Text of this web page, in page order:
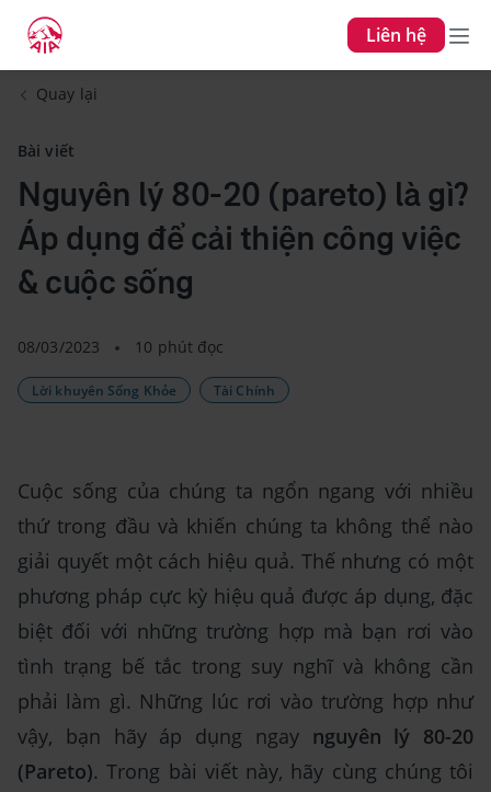
Liên hệ
Quay lại
Bài viết
Nguyên lý 80-20 (pareto) là gì?
Áp dụng để cải thiện công việc
& cuộc sống
08/03/2023 10 phút đọc
Lời khuyên Sống Khỏe Tài Chính
Cuộc sống của chúng ta ngổn ngang với nhiều
thứ trong đầu và khiến chúng ta không thể nào
giải quyết một cách hiệu quả. Thế nhưng có một
phương pháp cực kỳ hiệu quả được áp dụng, đặc
biệt đối với những trường hợp mà bạn rơi vào
tình trạng bế tắc trong suy nghĩ và không cần
phải làm gì. Những lúc rơi vào trường hợp như
vậy, bạn hãy áp dụng ngay nguyên lý 80-20
(Pareto). Trong bài viết này, hãy cùng chúng tôi